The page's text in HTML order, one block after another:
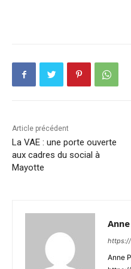
Article précédent
La VAE : une porte ouverte
aux cadres du social à
Mayotte
Anne